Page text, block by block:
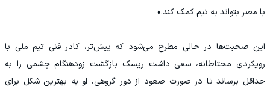
با مصر بتواند به تیم کمک کند.»
این صحبت‌ها در حالی مطرح می‌شود که پیش‌تر، کادر فنی تیم ملی با
رویکردی محتاطانه، سعی داشت ریسک بازگشت زودهنگام چشمی را به
حداقل برساند تا در صورت صعود از دور گروهی، او به بهترین شکل برای